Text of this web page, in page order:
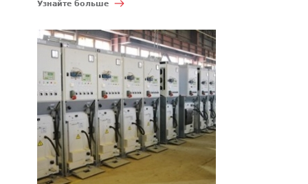
Узнайте больше